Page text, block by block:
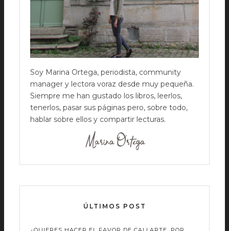
Soy Marina Ortega, periodista, community
manager y lectora voraz desde muy pequeña.
Siempre me han gustado los libros, leerlos,
tenerlos, pasar sus páginas pero, sobre todo,
hablar sobre ellos y compartir lecturas.
ÚLTIMOS POST